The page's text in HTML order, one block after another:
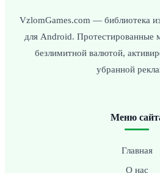
VzlomGames.com — библиотека
для Android.
безлимитной валютой,
убранной
Меню
Главная
О нас